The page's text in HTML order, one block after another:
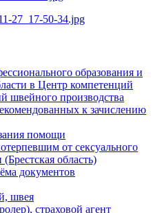
образования и
в Центр компетенций
швейного производства
к зачислению
помощи
от сексуального
область)
документов
швея
страховой агент